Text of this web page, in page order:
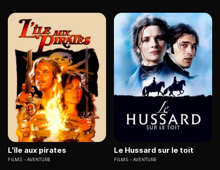
L'île aux pirates
FILMS AVENTURE
Le Hussard sur le toit
FILMS AVENTURE